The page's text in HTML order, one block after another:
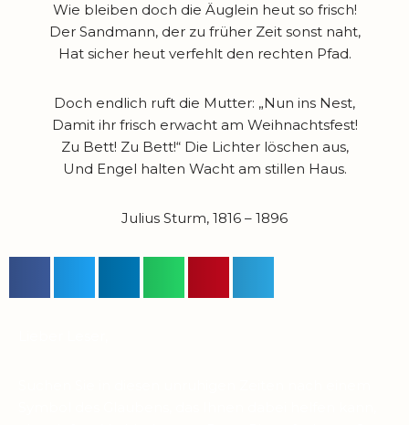
Wie bleiben doch die Äuglein heut so frisch!
Der Sandmann, der zu früher Zeit sonst naht,
Hat sicher heut verfehlt den rechten Pfad.
Doch endlich ruft die Mutter: „Nun ins Nest,
Damit ihr frisch erwacht am Weihnachtsfest!
Zu Bett! Zu Bett!“ Die Lichter löschen aus,
Und Engel halten Wacht am stillen Haus.
Julius Sturm, 1816 – 1896